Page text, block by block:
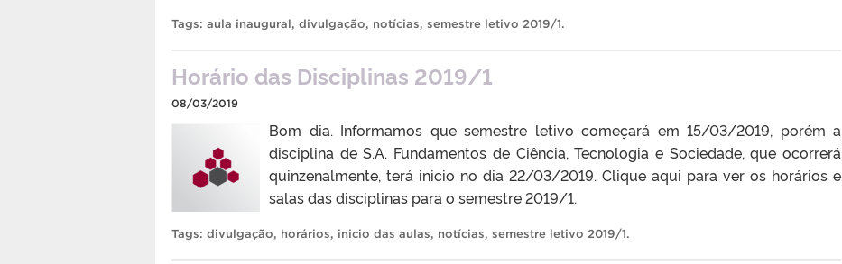
Tags: aula inaugural, divulgação, notícias, semestre letivo 2019/1.
Horário das Disciplinas 2019/1
08/03/2019
Bom dia. Informamos que semestre letivo começará em 15/03/2019, porém a
disciplina de S.A. Fundamentos de Ciência, Tecnologia e Sociedade, que ocorrerá
quinzenalmente, terá inicio no dia 22/03/2019. Clique aqui para ver os horários e
salas das disciplinas para o semestre 2019/1.
Tags: divulgação, horários, inicio das aulas, notícias, semestre letivo 2019/1.